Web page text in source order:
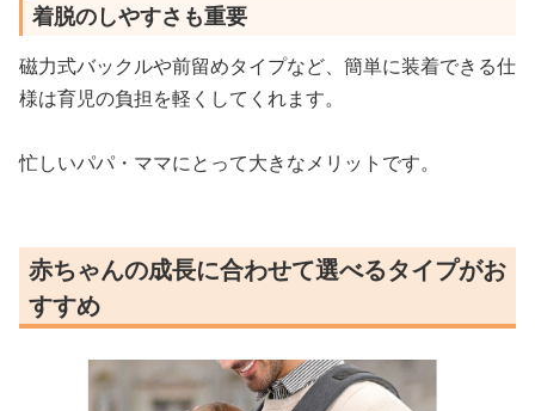
着脱のしやすさも重要
磁力式バックルや前留めタイプなど、簡単に装着できる仕
様は育児の負担を軽くしてくれます。
忙しいパパ・ママにとって大きなメリットです。
赤ちゃんの成長に合わせて選べるタイプがお
すすめ